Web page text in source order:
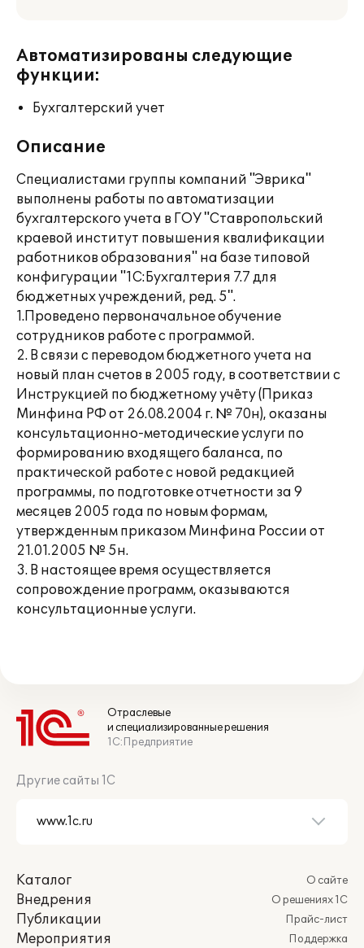
Автоматизированы следующие
функции:
Бухгалтерский учет
Описание
Специалистами группы компаний "Эврика"
выполнены работы по автоматизации
бухгалтерского учета в ГОУ "Ставропольский
краевой институт повышения квалификации
работников образования" на базе типовой
конфигурации "1С:Бухгалтерия 7.7 для
бюджетных учреждений, ред. 5".
1.Проведено первоначальное обучение
сотрудников работе с программой.
2. В связи с переводом бюджетного учета на
новый план счетов в 2005 году, в соответствии с
Инструкцией по бюджетному учёту (Приказ
Минфина РФ от 26.08.2004 г. № 70н), оказаны
консультационно-методические услуги по
формированию входящего баланса, по
практической работе с новой редакцией
программы, по подготовке отчетности за 9
месяцев 2005 года по новым формам,
утвержденным приказом Минфина России от
21.01.2005 № 5н.
3. В настоящее время осуществляется
сопровождение программ, оказываются
консультационные услуги.
Отраслевые
и специализированные решения
1С:Предприятие
Другие сайты 1С
Каталог
Внедрения
Публикации
Мероприятия
О сайте
О решениях 1С
Прайс-лист
Поддержка